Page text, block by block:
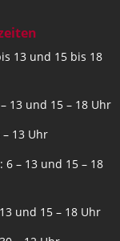
13 und 15 bis 18
13 und 15 – 18 Uhr
13 Uhr
6 – 13 und 15 – 18
und 15 – 18 Uhr